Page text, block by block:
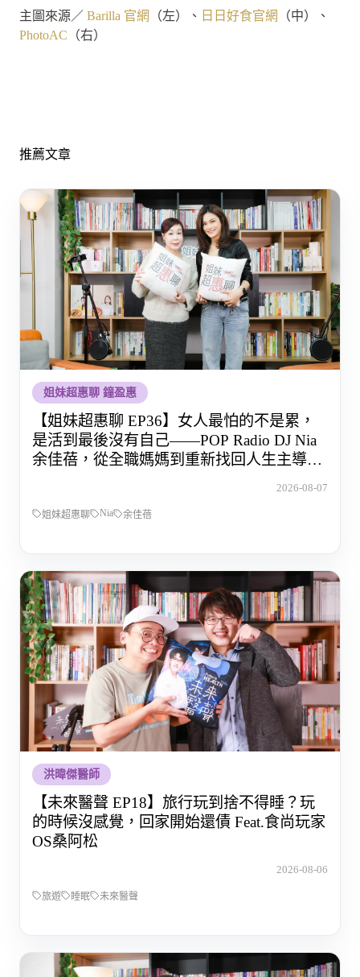
主圖來源／ Barilla 官網 （左）、 日日好食官網
（中）、
PhotoAC （右）
推薦文章
姐妹超惠聊 鐘盈惠
【姐妹超惠聊 EP36】女人最怕的不是累，
是活到最後沒有自己——POP Radio DJ Nia
余佳蓓，從全職媽媽到重新找回人生主導權
2026-08-07
姐妹超惠聊 Nia 余佳蓓
洪暐傑醫師
【未來醫聲 EP18】旅行玩到捨不得睡？玩
的時候沒感覺，回家開始還債 Feat.食尚玩家
OS桑阿松
2026-08-06
旅遊 睡眠 未來醫聲